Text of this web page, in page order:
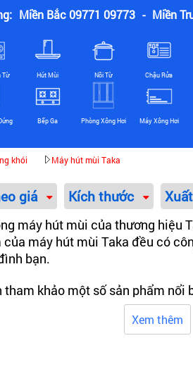
Miền Bắc 09771 09773 - Miền
Từ Hút Mùi Nồi Từ Chậu Rửa
Bếp Ga Phòng Xông Hơi Máy Xông Hơi
khói Máy hút mùi Taka
giá Kích thước
máy hút mùi của thương
máy hút mùi Taka đều có
bạn.
khảo một số sản phẩm nổi
Xem thêm